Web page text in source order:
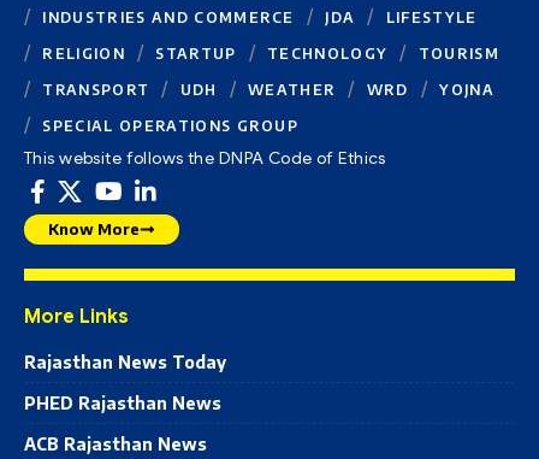
INDUSTRIES AND COMMERCE
JDA
LIFESTYLE
RELIGION
STARTUP TECHNOLOGY
TOURISM
TRANSPORT
UDH WEATHER WRD
YOJNA
SPECIAL OPERATIONS GROUP
This website follows the DNPA Code of Ethics
Know More
More Links
Rajasthan News Today
PHED Rajasthan News
ACB Rajasthan News